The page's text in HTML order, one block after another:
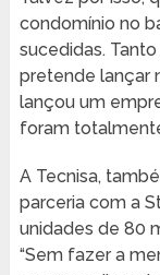
condomínio no
sucedidas.
pretende lançar
lançou um
foram
A Tecnisa,
parceria com a
unidades de 80
“Sem fazer a